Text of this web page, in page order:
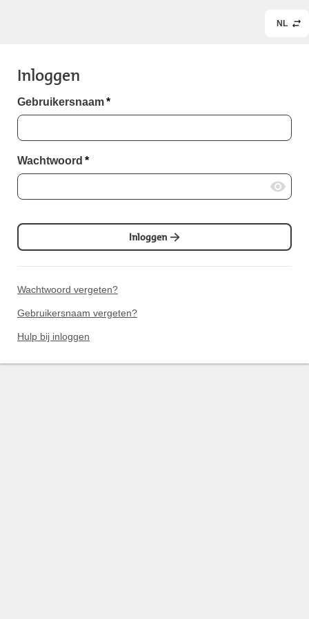
NL
Inloggen
Gebruikersnaam*
Wachtwoord *
Inloggen
Wachtwoord vergeten?
Gebruikersnaam vergeten?
Hulp bij inloggen